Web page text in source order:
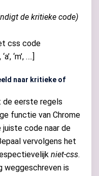
de kritieke code)
css code
‘a’, ‘m’, ….]
naar kritieke of
eerste regels
functie van Chrome
code naar de
vervolgens het
niet-css.
weggeschreven is